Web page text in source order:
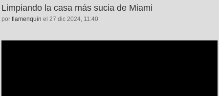
Limpiando la casa más sucia de Miami
por flamenquin el 27 dic 2024, 11:40